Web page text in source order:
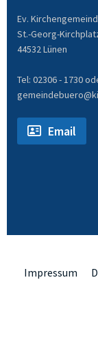
Ev.
St.-Georg-
44532 Lünen
Tel: 02306 - 1730
Email
Impressum